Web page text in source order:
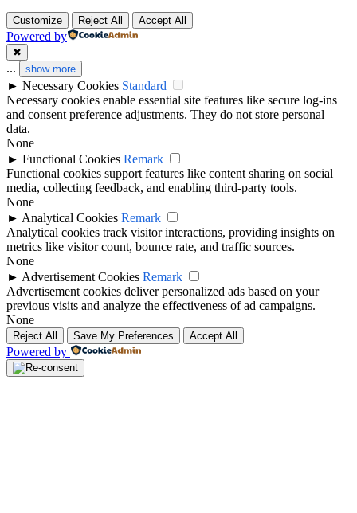
Customize Reject All Accept All
Powered by
✖
... show more
► Necessary Cookies Standard
Necessary cookies enable essential site features like secure log-ins
and consent preference adjustments. They do not store personal
data.
None
► Functional Cookies Remark
Functional cookies support features like content sharing on social
media, collecting feedback, and enabling third-party tools.
None
► Analytical Cookies Remark
Analytical cookies track visitor interactions, providing insights on
metrics like visitor count, bounce rate, and traffic sources.
None
► Advertisement Cookies Remark
Advertisement cookies deliver personalized ads based on your
previous visits and analyze the effectiveness of ad campaigns.
None
Reject All Save My Preferences Accept All
Powered by